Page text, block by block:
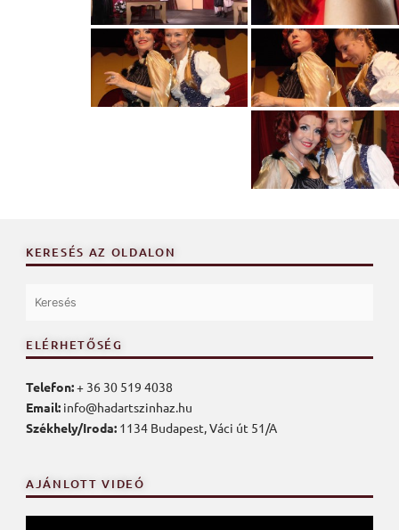
KERESÉS AZ OLDALON
ELÉRHETŐSÉG
Telefon:+ 36 30 519 4038
Email: info@hadartszinhaz.hu
Székhely/Iroda: 1134 Budapest, Váci út 51/A
AJÁNLOTT VIDEÓ